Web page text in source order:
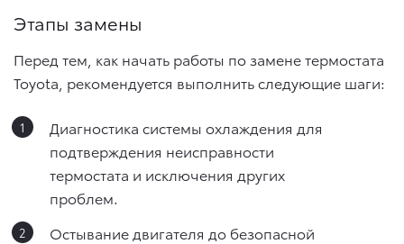
Этапы замены
Перед тем, как начать работы по замене термостата
Toyota, рекомендуется выполнить следующие шаги:
Диагностика системы охлаждения для
подтверждения неисправности
термостата и исключения других
проблем.
Остывание двигателя до безопасной